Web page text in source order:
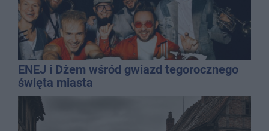
ENEJ i Dżem wśród gwiazd tegorocznego
święta miasta